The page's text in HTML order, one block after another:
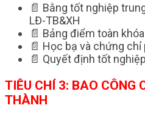
📄 Bằng tốt nghiệp
LĐ-TB&XH
📄 Bảng điểm toàn
📄 Học bạ và chứng
📄 Quyết định tốt
TIÊU CHÍ 3: BAO CÔNG
THÀNH